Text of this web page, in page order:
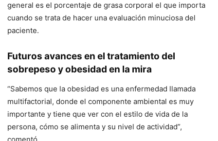
general es el porcentaje de grasa corporal el que importa
cuando se trata de hacer una evaluación minuciosa del
paciente.
Futuros avances en el tratamiento del
sobrepeso y obesidad en la mira
“Sabemos que la obesidad es una enfermedad llamada
multifactorial, donde el componente ambiental es muy
importante y tiene que ver con el estilo de vida de la
persona, cómo se alimenta y su nivel de actividad”,